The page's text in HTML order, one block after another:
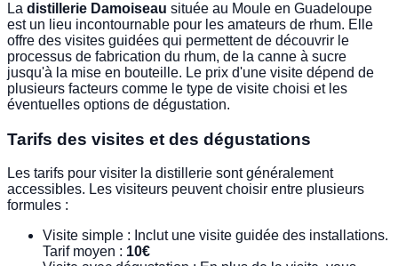
La distillerie Damoiseau située au Moule en Guadeloupe
est un lieu incontournable pour les amateurs de rhum. Elle
offre des visites guidées qui permettent de découvrir le
processus de fabrication du rhum, de la canne à sucre
jusqu'à la mise en bouteille. Le prix d'une visite dépend de
plusieurs facteurs comme le type de visite choisi et les
éventuelles options de dégustation.
Tarifs des visites et des dégustations
Les tarifs pour visiter la distillerie sont généralement
accessibles. Les visiteurs peuvent choisir entre plusieurs
formules :
Visite simple : Inclut une visite guidée des installations.
Tarif moyen : 10€